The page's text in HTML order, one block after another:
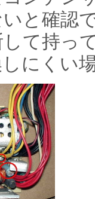
と確認
て持っ
にくい